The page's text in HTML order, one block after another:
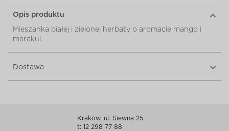
Opis produktu
Mieszanka białej i zielonej herbaty o aromacie mango i
marakui.
Dostawa
Kraków, ul. Siewna 25
t: 12 298 77 88